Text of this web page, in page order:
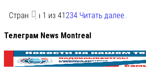
Страница 1 из 41 234 Читать далее..
Телеграм News Montreal